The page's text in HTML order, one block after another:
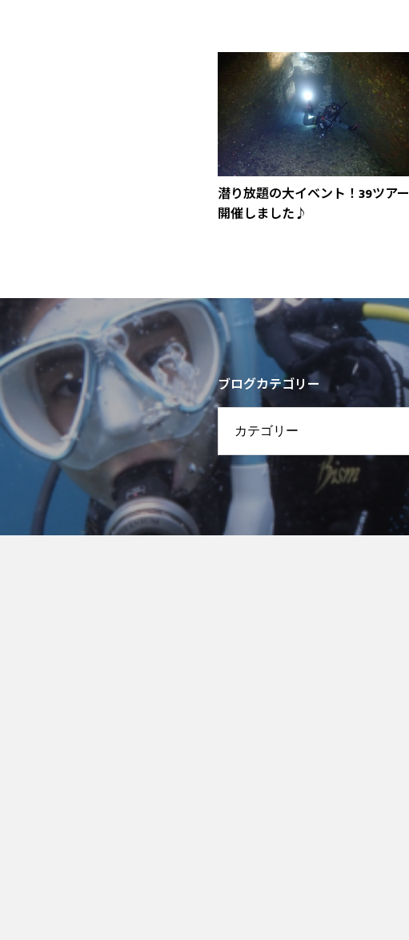
潜り放題の大イベント！39ツアー
開催しました♪
ブログカテゴリー